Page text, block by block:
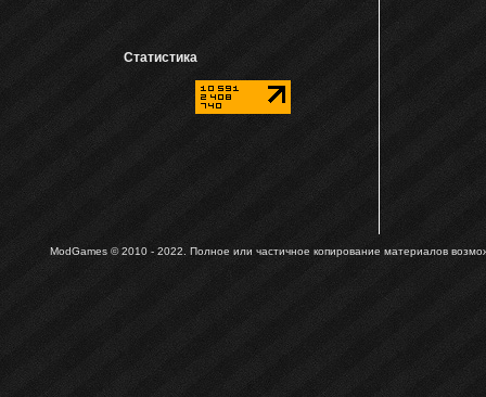
Статистика
ModGames © 2010 - 2022. Полное или частичное копирование материалов